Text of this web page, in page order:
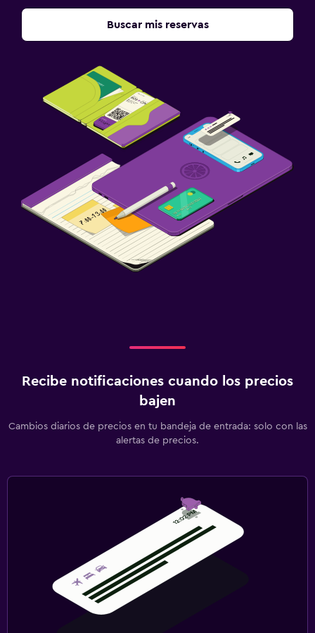
Buscar mis reservas
Recibe notificaciones cuando los precios
bajen
Cambios diarios de precios en tu bandeja de entrada: solo con las
alertas de precios.